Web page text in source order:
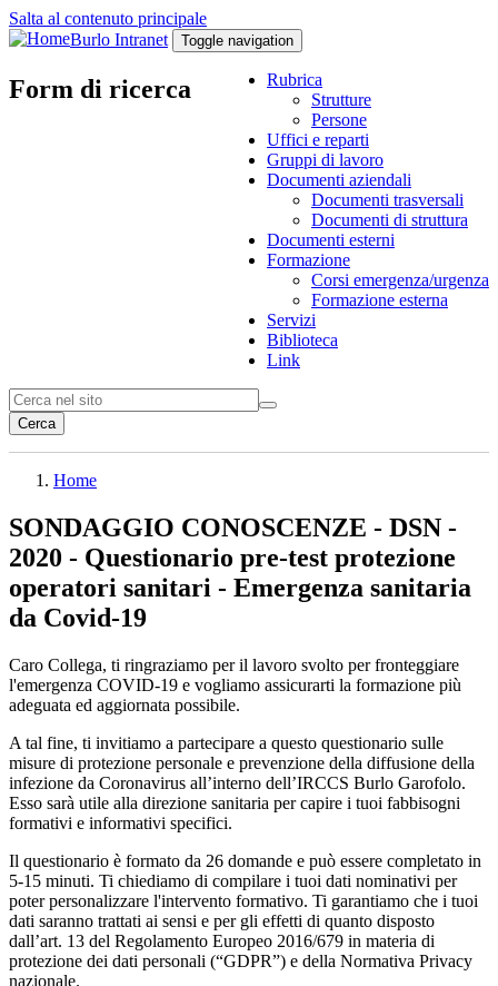
Salta al contenuto principale
Burlo Intranet
Toggle navigation
Rubrica
Strutture
Persone
Uffici e reparti
Gruppi di lavoro
Documenti aziendali
Documenti trasversali
Documenti di struttura
Documenti esterni
Formazione
Corsi emergenza/urgenza
Formazione esterna
Servizi
Biblioteca
Link
Form di ricerca
Cerca
Home
SONDAGGIO CONOSCENZE - DSN -
2020 - Questionario pre-test protezione
operatori sanitari - Emergenza sanitaria
da Covid-19
Caro Collega, ti ringraziamo per il lavoro svolto per fronteggiare
l'emergenza COVID-19 e vogliamo assicurarti la formazione più
adeguata ed aggiornata possibile.
A tal fine, ti invitiamo a partecipare a questo questionario sulle
misure di protezione personale e prevenzione della diffusione della
infezione da Coronavirus all’interno dell’IRCCS Burlo Garofolo.
Esso sarà utile alla direzione sanitaria per capire i tuoi fabbisogni
formativi e informativi specifici.
Il questionario è formato da 26 domande e può essere completato in
5-15 minuti. Ti chiediamo di compilare i tuoi dati nominativi per
poter personalizzare l'intervento formativo. Ti garantiamo che i tuoi
dati saranno trattati ai sensi e per gli effetti di quanto disposto
dall’art. 13 del Regolamento Europeo 2016/679 in materia di
protezione dei dati personali (“GDPR”) e della Normativa Privacy
nazionale.